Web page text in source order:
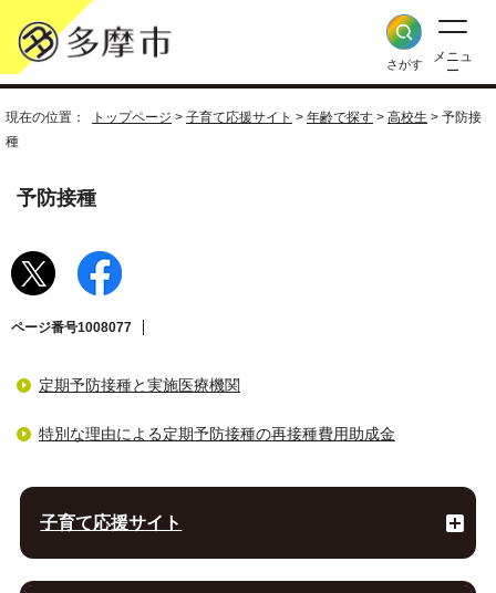
さがす
メニュ
ー
現在の位置： トップページ > 子育て応援サイト > 年齢で探す > 高校生 > 予防接
種
予防接種
ページ番号1008077
定期予防接種と実施医療機関
特別な理由による定期予防接種の再接種費用助成金
子育て応援サイト